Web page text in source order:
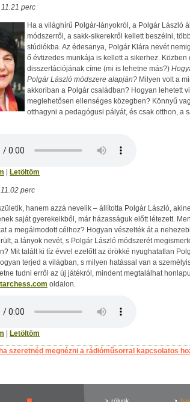
perc
Ha a világhírű Polgár-lányokról, a Polgár László
módszerről, a sakk-sikerekről kellett beszélni,
stúdiókba. Az édesanya, Polgár Klára nevét
ő évtizedes munkája is kellett a sikerhez. Közben
disszertációjának címe (mi is lehetne más?)
Polgár László módszere alapján? Milyen volt a
akkoriban a Polgár családban? Hogyan lehetett
meglehetősen ellenséges közegben? Könnyű
otthagyni a pedagógusi pályát, és csak otthon, a
Letöltöm
perc
hanem azzá nevelik – állította Polgár László,
saját gyerekeikből, már házasságuk előtt létezett.
a megálmodott célhoz? Hogyan vészelték át a
a lányok nevét, s Polgár László módszerét
Mit talált ki tíz évvel ezelőtt az örökké nyughatatlan
terjed a világban, s milyen hatással van a
tudni erről az új játékról, mindent megtalálhat
oldalon.
Letöltöm
szeretnéd megnézni a rádióműsorral kapcsolatos